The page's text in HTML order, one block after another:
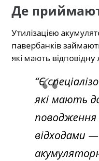
Де
Утилізацією
павербанків
які мають відповідну
“Є
які мають
поводження
відходами